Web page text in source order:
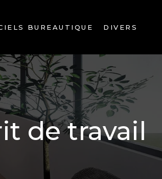
BUREAUTIQUE DIVERS
de travail